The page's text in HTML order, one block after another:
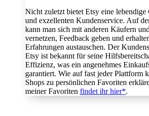
Nicht zuletzt bietet Etsy eine
und exzellenten Kundenservice. Auf
kann man sich mit anderen Käufern
vernetzen, Feedback geben und
Erfahrungen austauschen. Der
Etsy ist bekannt für seine
Effizienz, was ein angenehmes
garantiert. Wie auf fast jeder Plattform
Shops zu persönlichen Favoriten
meiner Favoritenfindet ihr hier*.